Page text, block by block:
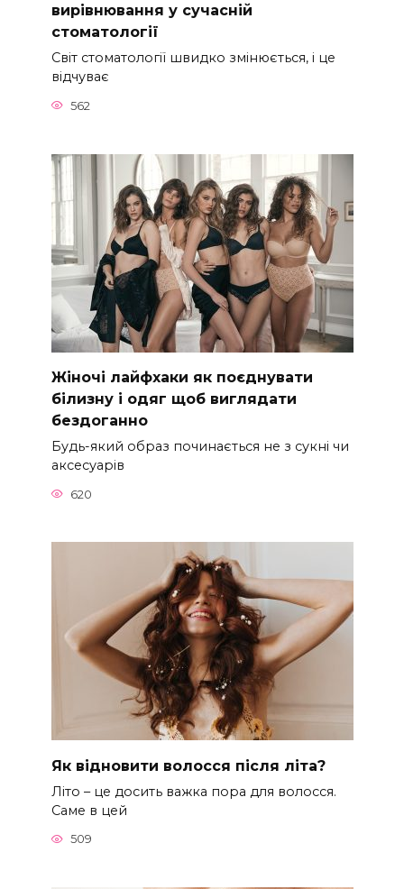
вирівнювання у сучасній
стоматології
Світ стоматології швидко змінюється, і це
відчуває
562
Жіночі лайфхаки як поєднувати
білизну і одяг щоб виглядати
бездоганно
Будь-який образ починається не з сукні чи
аксесуарів
620
Як відновити волосся після літа?
Літо – це досить важка пора для волосся.
Саме в цей
509